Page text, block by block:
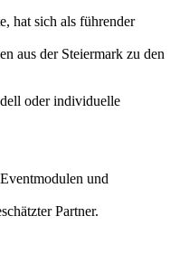
hat sich als führender
aus der Steiermark zu den
oder individuelle
und
Partner.